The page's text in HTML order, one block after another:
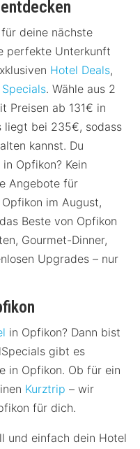
deine nächste
perfekte Unterkunft
Hotel Deals,
Specials. Wähle aus 2
Preisen ab 131€ in
liegt bei 235€, sodass
kannst. Du
Opfikon? Kein
Angebote für
im August,
Beste von Opfikon
Gourmet-Dinner,
Upgrades – nur
in Opfikon? Dann bist
gibt es
in Opfikon. Ob für ein
Kurztrip – wir
für dich.
und einfach dein Hotel